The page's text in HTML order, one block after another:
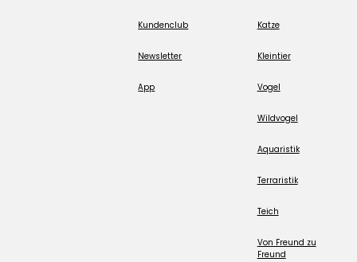
Kundenclub
Newsletter
App
Katze
Kleintier
Vogel
Wildvogel
Aquaristik
Terraristik
Teich
Von Freund zu
Freund